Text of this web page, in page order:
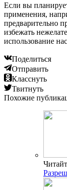
Если вы
применения,
предварительно
избежать
использование
Поделиться
Отправить
Класснуть
Твитнуть
Похожие